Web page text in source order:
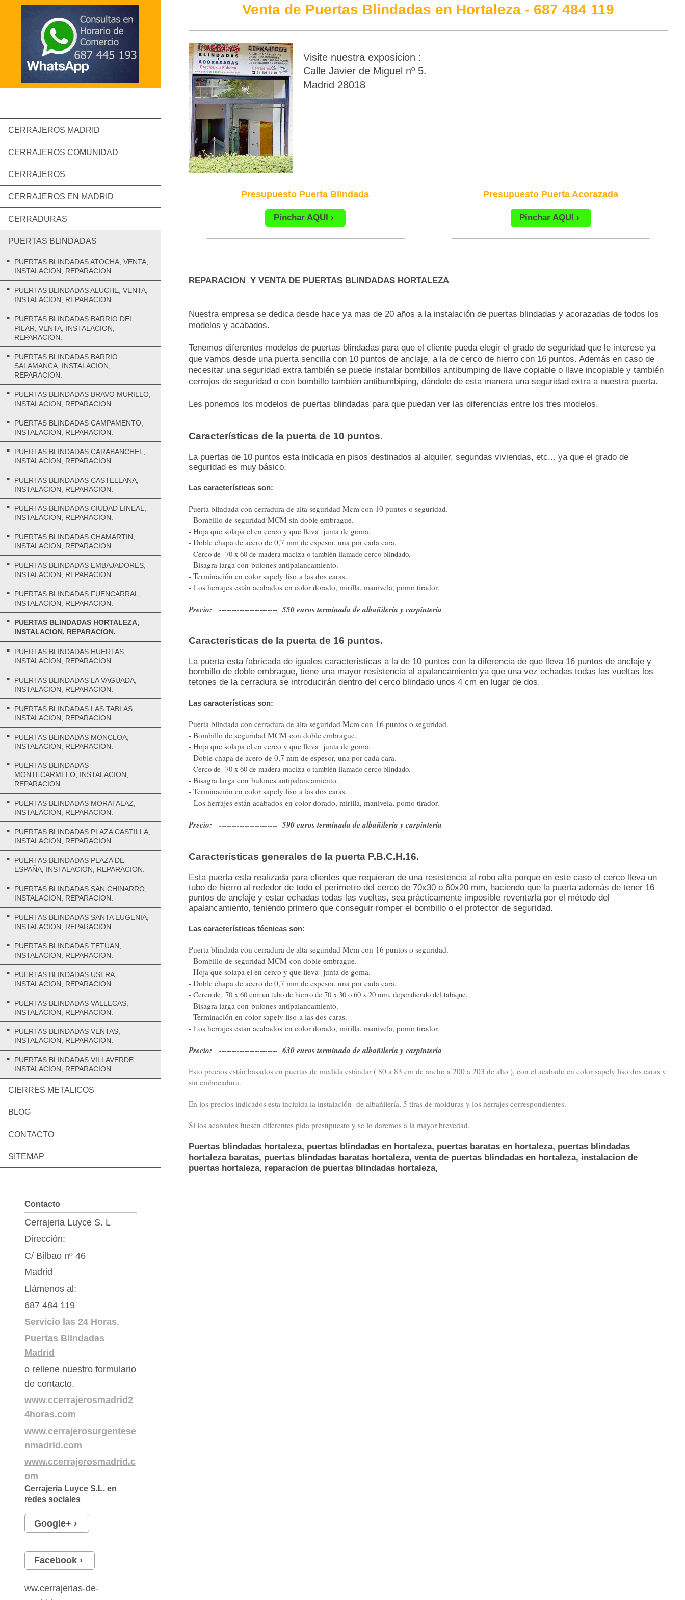
CERRAJEROS MADRID
CERRAJEROS COMUNIDAD
CERRAJEROS
CERRAJEROS EN MADRID
CERRADURAS
PUERTAS BLINDADAS
PUERTAS BLINDADAS ATOCHA, VENTA,
INSTALACION, REPARACION.
PUERTAS BLINDADAS ALUCHE, VENTA,
INSTALACION, REPARACION.
PUERTAS BLINDADAS BARRIO DEL
PILAR, VENTA, INSTALACION,
REPARACION.
PUERTAS BLINDADAS BARRIO
SALAMANCA, INSTALACION,
REPARACION.
PUERTAS BLINDADAS BRAVO MURILLO,
INSTALACION, REPARACION.
PUERTAS BLINDADAS CAMPAMENTO,
INSTALACION, REPARACION.
PUERTAS BLINDADAS CARABANCHEL,
INSTALACION, REPARACION.
PUERTAS BLINDADAS CASTELLANA,
INSTALACION, REPARACION.
PUERTAS BLINDADAS CIUDAD LINEAL,
INSTALACION, REPARACION.
PUERTAS BLINDADAS CHAMARTIN,
INSTALACION, REPARACION.
PUERTAS BLINDADAS EMBAJADORES,
INSTALACION, REPARACION.
PUERTAS BLINDADAS FUENCARRAL,
INSTALACION, REPARACION.
PUERTAS BLINDADAS HORTALEZA,
INSTALACION, REPARACION.
PUERTAS BLINDADAS HUERTAS,
INSTALACION, REPARACION.
PUERTAS BLINDADAS LA VAGUADA,
INSTALACION, REPARACION.
PUERTAS BLINDADAS LAS TABLAS,
INSTALACION, REPARACION.
PUERTAS BLINDADAS MONCLOA,
INSTALACION, REPARACION.
PUERTAS BLINDADAS
MONTECARMELO, INSTALACION,
REPARACION.
PUERTAS BLINDADAS MORATALAZ,
INSTALACION, REPARACION.
PUERTAS BLINDADAS PLAZA CASTILLA,
INSTALACION, REPARACION.
PUERTAS BLINDADAS PLAZA DE
ESPAÑA, INSTALACION, REPARACION.
PUERTAS BLINDADAS SAN CHINARRO,
INSTALACION, REPARACION.
PUERTAS BLINDADAS SANTA EUGENIA,
INSTALACION, REPARACION.
PUERTAS BLINDADAS TETUAN,
INSTALACION, REPARACION.
PUERTAS BLINDADAS USERA,
INSTALACION, REPARACION.
PUERTAS BLINDADAS VALLECAS,
INSTALACION, REPARACION.
PUERTAS BLINDADAS VENTAS,
INSTALACION, REPARACION.
PUERTAS BLINDADAS VILLAVERDE,
INSTALACION, REPARACION.
CIERRES METALICOS
BLOG
CONTACTO
SITEMAP
Contacto
Cerrajeria Luyce S. L
Dirección:
C/ Bilbao nº 46
Madrid
Llámenos al:
687 484 119
Servicio las 24 Horas.
Puertas Blindadas
Madrid
o rellene nuestro formulario
de contacto.
www.ccerrajerosmadrid2
4horas.com
www.cerrajerosurgentese
nmadrid.com
www.ccerrajerosmadrid.c
om
Cerrajeria Luyce S.L. en
redes sociales
Google+
Facebook
ww.cerrajerias-de-
Venta de Puertas Blindadas en Hortaleza - 687 484 119
Visite nuestra exposicion :
Calle Javier de Miguel nº 5.
Madrid 28018
Presupuesto Puerta Blindada
Pinchar AQUI
Presupuesto Puerta Acorazada
Pinchar AQUI
REPARACION Y VENTA DE PUERTAS BLINDADAS HORTALEZA
Nuestra empresa se dedica desde hace ya mas de 20 años a la instalación de puertas blindadas y acorazadas de todos los
modelos y acabados.
Tenemos diferentes modelos de puertas blindadas para que el cliente pueda elegir el grado de seguridad que le interese ya
que vamos desde una puerta sencilla con 10 puntos de anclaje, a la de cerco de hierro con 16 puntos. Además en caso de
necesitar una seguridad extra también se puede instalar bombillos antibumping de llave copiable o llave incopiable y también
cerrojos de seguridad o con bombillo también antibumbiping, dándole de esta manera una seguridad extra a nuestra puerta.
Les ponemos los modelos de puertas blindadas para que puedan ver las diferencias entre los tres modelos.
Características de la puerta de 10 puntos.
La puertas de 10 puntos esta indicada en pisos destinados al alquiler, segundas viviendas, etc... ya que el grado de
seguridad es muy básico.
Las características son:
Puerta blindada con cerradura de alta seguridad Mcm con 10 puntos o seguridad.
- Bombillo de seguridad MCM sin doble embrague.
- Hoja que solapa el en cerco y que lleva junta de goma.
- Doble chapa de acero de 0,7 mm de espesor, una por cada cara.
- Cerco de 70 x 60 de madera maciza o también llamado cerco blindado.
- Bisagra larga con bulones antipalancamiento.
- Terminación en color sapely liso a las dos caras.
- Los herrajes están acabados en color dorado, mirilla, manivela, pomo tirador.
Precio: ----------------------- 550 euros terminada de albañilería y carpintería
Características de la puerta de 16 puntos.
La puerta esta fabricada de iguales características a la de 10 puntos con la diferencia de que lleva 16 puntos de anclaje y
bombillo de doble embrague, tiene una mayor resistencia al apalancamiento ya que una vez echadas todas las vueltas los
tetones de la cerradura se introducirán dentro del cerco blindado unos 4 cm en lugar de dos.
Las características son:
Puerta blindada con cerradura de alta seguridad Mcm con 16 puntos o seguridad.
- Bombillo de seguridad MCM con doble embrague.
- Hoja que solapa el en cerco y que lleva junta de goma.
- Doble chapa de acero de 0,7 mm de espesor, una por cada cara.
- Cerco de 70 x 60 de madera maciza o también llamado cerco blindado.
- Bisagra larga con bulones antipalancamiento.
- Terminación en color sapely liso a las dos caras.
- Los herrajes están acabados en color dorado, mirilla, manivela, pomo tirador.
Precio: ----------------------- 590 euros terminada de albañilería y carpintería
Características generales de la puerta P.B.C.H.16.
Esta puerta esta realizada para clientes que requieran de una resistencia al robo alta porque en este caso el cerco lleva un
tubo de hierro al rededor de todo el perímetro del cerco de 70x30 o 60x20 mm, haciendo que la puerta además de tener 16
puntos de anclaje y estar echadas todas las vueltas, sea prácticamente imposible reventarla por el método del
apalancamiento, teniendo primero que conseguir romper el bombillo o el protector de seguridad.
Las características técnicas son:
Puerta blindada con cerradura de alta seguridad Mcm con 16 puntos o seguridad.
- Bombillo de seguridad MCM con doble embrague.
- Hoja que solapa el en cerco y que lleva junta de goma.
- Doble chapa de acero de 0,7 mm de espesor, una por cada cara.
- Cerco de 70 x 60 con un tubo de hierro de 70 x 30 o 60 x 20 mm, dependiendo del tabique.
- Bisagra larga con bulones antipalancamiento.
- Terminación en color sapely liso a las dos caras.
- Los herrajes estan acabados en color dorado, mirilla, manivela, pomo tirador.
Precio: ----------------------- 630 euros terminada de albañilería y carpintería
Esto precios están basados en puertas de medida estándar ( 80 a 83 cm de ancho a 200 a 203 de alto ), con el acabado en color sapely liso dos caras y
sin embocadura.
En los precios indicados esta incluida la instalación de albañilería, 5 tiras de molduras y los herrajes correspondientes.
Si los acabados fuesen diferentes pida presupuesto y se lo daremos a la mayor brevedad.
Puertas blindadas hortaleza, puertas blindadas en hortaleza, puertas baratas en hortaleza, puertas blindadas
hortaleza baratas, puertas blindadas baratas hortaleza, venta de puertas blindadas en hortaleza, instalacion de
puertas hortaleza, reparacion de puertas blindadas hortaleza,